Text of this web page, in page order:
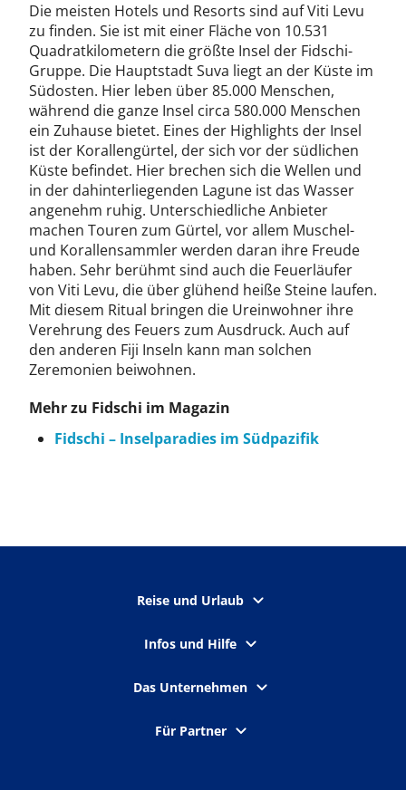
Die meisten Hotels und Resorts sind auf Viti Levu
zu finden. Sie ist mit einer Fläche von 10.531
Quadratkilometern die größte Insel der Fidschi-
Gruppe. Die Hauptstadt Suva liegt an der Küste im
Südosten. Hier leben über 85.000 Menschen,
während die ganze Insel circa 580.000 Menschen
ein Zuhause bietet. Eines der Highlights der Insel
ist der Korallengürtel, der sich vor der südlichen
Küste befindet. Hier brechen sich die Wellen und
in der dahinterliegenden Lagune ist das Wasser
angenehm ruhig. Unterschiedliche Anbieter
machen Touren zum Gürtel, vor allem Muschel-
und Korallensammler werden daran ihre Freude
haben. Sehr berühmt sind auch die Feuerläufer
von Viti Levu, die über glühend heiße Steine laufen.
Mit diesem Ritual bringen die Ureinwohner ihre
Verehrung des Feuers zum Ausdruck. Auch auf
den anderen Fiji Inseln kann man solchen
Zeremonien beiwohnen.
Mehr zu Fidschi im Magazin
Fidschi – Inselparadies im Südpazifik
Reise und Urlaub
Infos und Hilfe
Das Unternehmen
Für Partner